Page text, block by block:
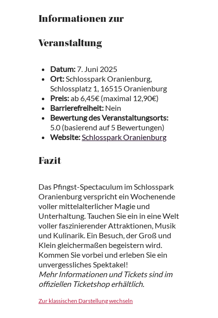
Informationen zur
Veranstaltung
Datum:7. Juni 2025
Ort:Schlosspark Oranienburg,
Schlossplatz 1, 16515 Oranienburg
Preis:ab 6,45€ (maximal 12,90€)
Barrierefreiheit: Nein
Bewertung des Veranstaltungsorts:
5.0 (basierend auf 5 Bewertungen)
Website:Schlosspark Oranienburg
Fazit
Das Pfingst-Spectaculum im Schlosspark
Oranienburg verspricht ein Wochenende
voller mittelalterlicher Magie und
Unterhaltung. Tauchen Sie ein in eine Welt
voller faszinierender Attraktionen, Musik
und Kulinarik. Ein Besuch, der Groß und
Klein gleichermaßen begeistern wird.
Kommen Sie vorbei und erleben Sie ein
unvergessliches Spektakel!
Mehr Informationen und Tickets sind im
offiziellen Ticketshop erhältlich.
Zur klassischen Darstellung wechseln